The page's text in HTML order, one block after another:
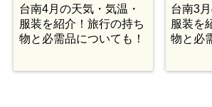
台南4月の天気・気温・
服装を紹介！旅行の持ち
物と必需品についても！
台南3
服装を
物と必